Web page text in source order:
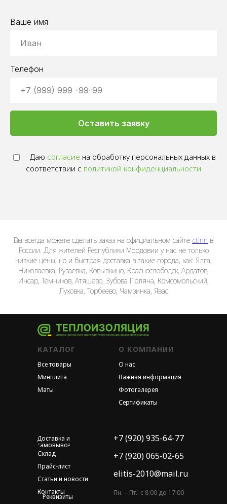
Ваше имя
Телефон
Оставить заявку
Даю согласие на обработку персональных данных в
соответствии с политикой конфиденциальности
Вы всегда можете сделать заказ на официальном сайте ctinn в
России. Для жителей Республики Мордовии у нас не только
низкие цены, но и быстрая доставка в такие города, как: Ялга,
Николаевка, Рузаевка, Ковылкино, Краснослободск, Ардатов,
Инсар, Темников, Атяшево, Зубова Поляна, Комсомольский,
Луховка, Торбеево, Чамзинка, Явас
КАТАЛОГ
Все товары
Минплита
Маты
О КОМПАНИИ
О нас
Важная информация
Фотогалерея
Сертификаты
Доставка и
самовывоз
Склад
Прайс-лист
Статьи и новости
Контакты
Реквизиты
+7 (920) 935-64-77
+7 (920) 065-02-65
Пн. – Пт.: с 8:00 до 17:00
elitis-2010@mail.ru